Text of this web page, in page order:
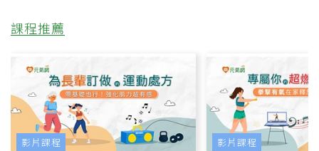
課程推薦
影片課程 影片課程